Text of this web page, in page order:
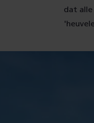
dat alle